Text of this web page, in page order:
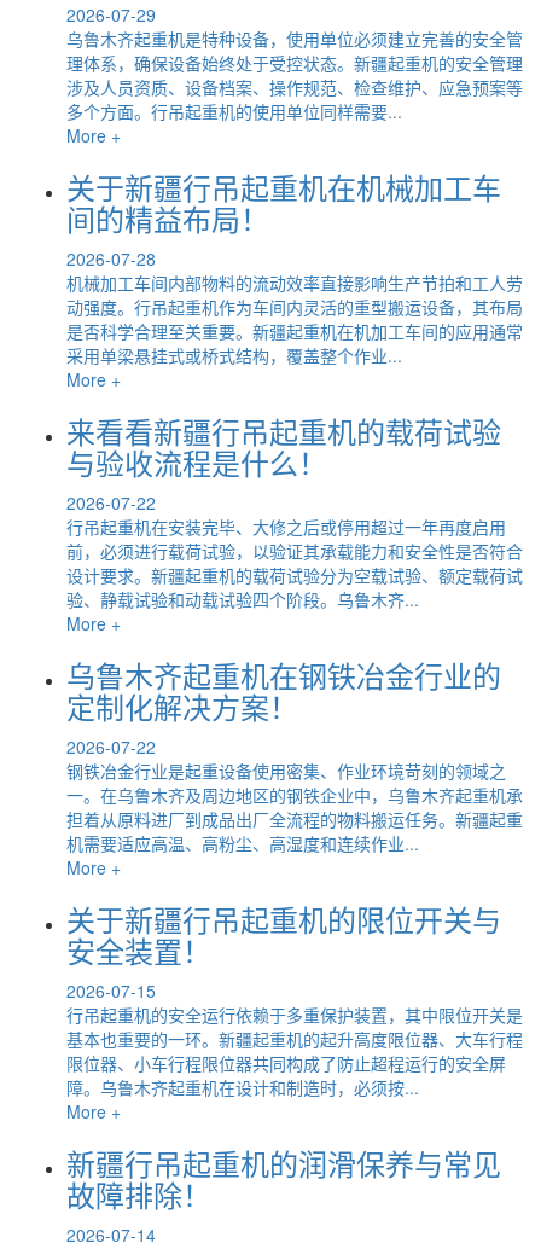
2026-07-29
乌鲁木齐起重机是特种设备，使用单位必须建立完善的安全管
理体系，确保设备始终处于受控状态。新疆起重机的安全管理
涉及人员资质、设备档案、操作规范、检查维护、应急预案等
多个方面。行吊起重机的使用单位同样需要...
More +
关于新疆行吊起重机在机械加工车
间的精益布局！
2026-07-28
机械加工车间内部物料的流动效率直接影响生产节拍和工人劳
动强度。行吊起重机作为车间内灵活的重型搬运设备，其布局
是否科学合理至关重要。新疆起重机在机加工车间的应用通常
采用单梁悬挂式或桥式结构，覆盖整个作业...
More +
来看看新疆行吊起重机的载荷试验
与验收流程是什么！
2026-07-22
行吊起重机在安装完毕、大修之后或停用超过一年再度启用
前，必须进行载荷试验，以验证其承载能力和安全性是否符合
设计要求。新疆起重机的载荷试验分为空载试验、额定载荷试
验、静载试验和动载试验四个阶段。乌鲁木齐...
More +
乌鲁木齐起重机在钢铁冶金行业的
定制化解决方案！
2026-07-22
钢铁冶金行业是起重设备使用密集、作业环境苛刻的领域之
一。在乌鲁木齐及周边地区的钢铁企业中，乌鲁木齐起重机承
担着从原料进厂到成品出厂全流程的物料搬运任务。新疆起重
机需要适应高温、高粉尘、高湿度和连续作业...
More +
关于新疆行吊起重机的限位开关与
安全装置！
2026-07-15
行吊起重机的安全运行依赖于多重保护装置，其中限位开关是
基本也重要的一环。新疆起重机的起升高度限位器、大车行程
限位器、小车行程限位器共同构成了防止超程运行的安全屏
障。乌鲁木齐起重机在设计和制造时，必须按...
More +
新疆行吊起重机的润滑保养与常见
故障排除！
2026-07-14